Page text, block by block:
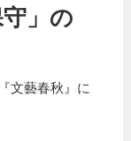
」の
文藝春秋』に